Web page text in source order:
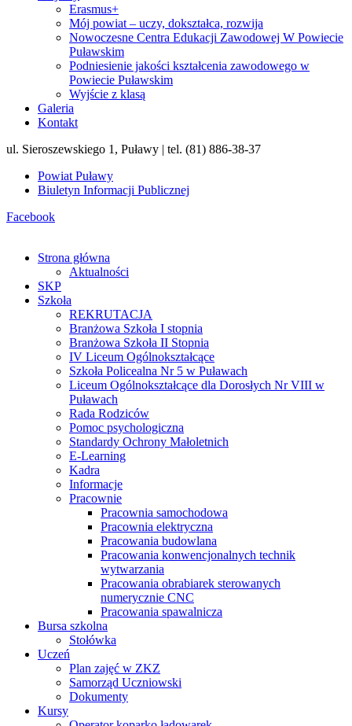
Erasmus+
Mój powiat – uczy, dokształca, rozwija
Nowoczesne Centra Edukacji Zawodowej W Powiecie
Puławskim
Podniesienie jakości kształcenia zawodowego w
Powiecie Puławskim
Wyjście z klasą
Galeria
Kontakt
ul. Sieroszewskiego 1, Puławy | tel. (81) 886-38-37
Powiat Puławy
Biuletyn Informacji Publicznej
Facebook
Strona główna
Aktualności
SKP
Szkoła
REKRUTACJA
Branżowa Szkoła I stopnia
Branżowa Szkoła II Stopnia
IV Liceum Ogólnokształcące
Szkoła Policealna Nr 5 w Puławach
Liceum Ogólnokształcące dla Dorosłych Nr VIII w
Puławach
Rada Rodziców
Pomoc psychologiczna
Standardy Ochrony Małoletnich
E-Learning
Kadra
Informacje
Pracownie
Pracownia samochodowa
Pracownia elektryczna
Pracowania budowlana
Pracowania konwencjonalnych technik
wytwarzania
Pracowania obrabiarek sterowanych
numerycznie CNC
Pracowania spawalnicza
Bursa szkolna
Stołówka
Uczeń
Plan zajęć w ZKZ
Samorząd Uczniowski
Dokumenty
Kursy